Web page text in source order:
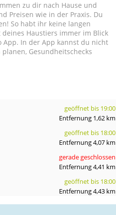
zu dir nach Hause und
Preisen wie in der Praxis. Du
So habt ihr keine langen
Haustiers immer im Blick
In der App kannst du nicht
Gesundheitschecks
geöffnet bis 19:00
Entfernung 1,62 km
geöffnet bis 18:00
Entfernung 4,07 km
gerade geschlossen
Entfernung 4,41 km
geöffnet bis 18:00
Entfernung 4,43 km